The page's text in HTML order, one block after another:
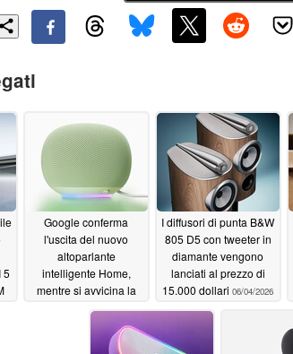
5
Google conferma
l'uscita del nuovo
altoparlante
intelligente Home,
mentre si avvicina la
scadenza fissata per la
primavera del 2026
I diffusori di punta B&W
805 D5 con tweeter in
diamante vengono
lanciati al prezzo di
15.000 dollari 06/04/2026